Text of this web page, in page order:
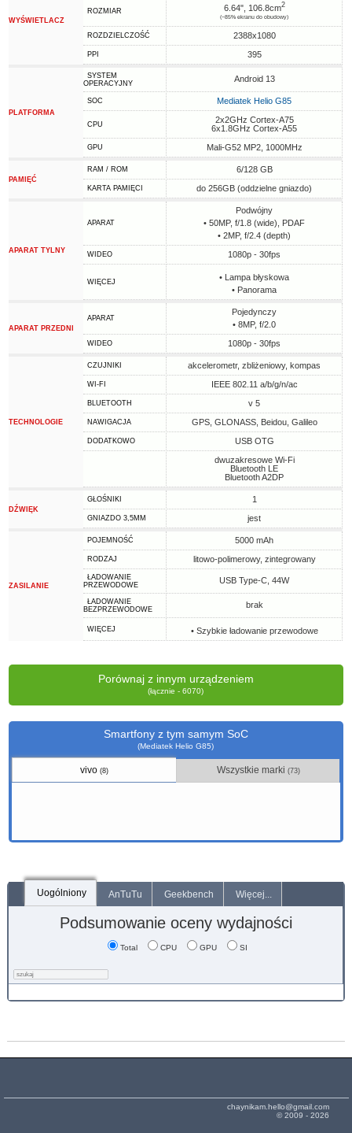
WYŚWIETLACZ
ROZMIAR 6.64", 106.8cm2
(~85% ekranu do obudowy)
ROZDZIELCZOŚĆ 2388x1080
PPI 395
PLATFORMA
SYSTEM
OPERACYJNY
Android 13
SOC Mediatek Helio G85
CPU
2x2GHz Cortex-A75
6x1.8GHz Cortex-A55
GPU Mali-G52 MP2, 1000MHz
PAMIĘĆ
RAM / ROM 6/128 GB
KARTA PAMIĘCI do 256GB (oddzielne gniazdo)
APARAT TYLNY
APARAT
Podwójny
• 50MP, f/1.8 (wide), PDAF
• 2MP, f/2.4 (depth)
WIDEO 1080p - 30fps
WIĘCEJ
• Lampa błyskowa
• Panorama
APARAT PRZEDNI
APARAT
Pojedynczy
• 8MP, f/2.0
WIDEO 1080p - 30fps
TECHNOLOGIE
CZUJNIKI akcelerometr, zbliżeniowy, kompas
WI-FI IEEE 802.11 a/b/g/n/ac
BLUETOOTH v 5
NAWIGACJA GPS, GLONASS, Beidou, Galileo
DODATKOWO
USB OTG
dwuzakresowe Wi-Fi
Bluetooth LE
Bluetooth A2DP
DŹWIĘK
GŁOŚNIKI 1
GNIAZDO 3,5MM jest
ZASILANIE
POJEMNOŚĆ 5000 mAh
RODZAJ litowo-polimerowy, zintegrowany
ŁADOWANIE
PRZEWODOWE
USB Type-C, 44W
ŁADOWANIE
BEZPRZEWODOWE
brak
WIĘCEJ • Szybkie ładowanie przewodowe
Porównaj z innym urządzeniem
(łącznie - 6070)
Smartfony z tym samym SoC
(Mediatek Helio G85)
vivo(8) Wszystkie marki (73)
Uogólniony AnTuTu Geekbench Więcej...
Podsumowanie oceny wydajności
Total CPU GPU SI
chaynikam.hello@gmail.com
© 2009 - 2026